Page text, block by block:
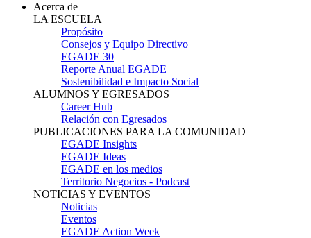
Acerca de
LA ESCUELA
Propósito
Consejos y Equipo Directivo
EGADE 30
Reporte Anual EGADE
Sostenibilidad e Impacto Social
ALUMNOS Y EGRESADOS
Career Hub
Relación con Egresados
PUBLICACIONES PARA LA COMUNIDAD
EGADE Insights
EGADE Ideas
EGADE en los medios
Territorio Negocios - Podcast
NOTICIAS Y EVENTOS
Noticias
Eventos
EGADE Action Week